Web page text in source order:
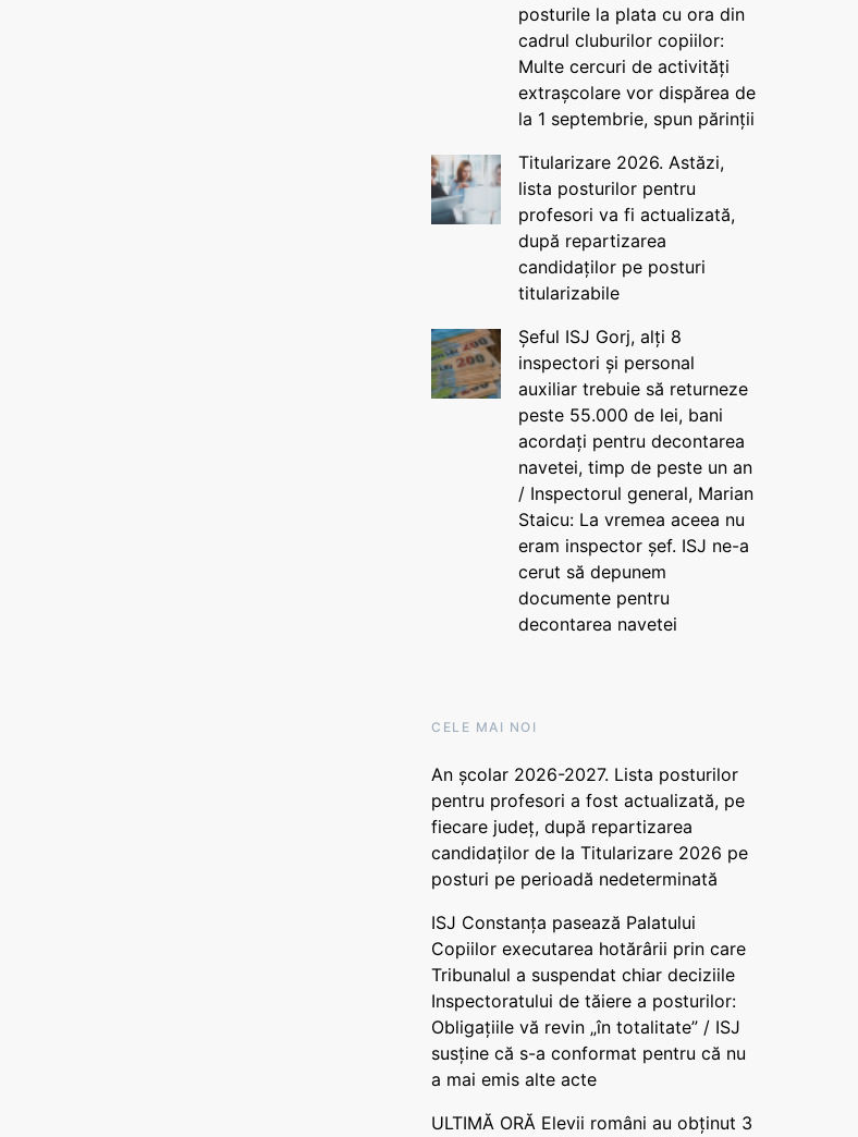
posturile la plata cu ora din
cadrul cluburilor copiilor:
Multe cercuri de activități
extrașcolare vor dispărea de
la 1 septembrie, spun părinții
Titularizare 2026. Astăzi,
lista posturilor pentru
profesori va fi actualizată,
după repartizarea
candidaților pe posturi
titularizabile
Șeful ISJ Gorj, alți 8
inspectori și personal
auxiliar trebuie să returneze
peste 55.000 de lei, bani
acordați pentru decontarea
navetei, timp de peste un an
/ Inspectorul general, Marian
Staicu: La vremea aceea nu
eram inspector șef. ISJ ne-a
cerut să depunem
documente pentru
decontarea navetei
CELE MAI NOI
An școlar 2026-2027. Lista posturilor
pentru profesori a fost actualizată, pe
fiecare județ, după repartizarea
candidaților de la Titularizare 2026 pe
posturi pe perioadă nedeterminată
ISJ Constanța pasează Palatului
Copiilor executarea hotărârii prin care
Tribunalul a suspendat chiar deciziile
Inspectoratului de tăiere a posturilor:
Obligațiile vă revin „în totalitate” / ISJ
susține că s-a conformat pentru că nu
a mai emis alte acte
ULTIMĂ ORĂ Elevii români au obținut 3